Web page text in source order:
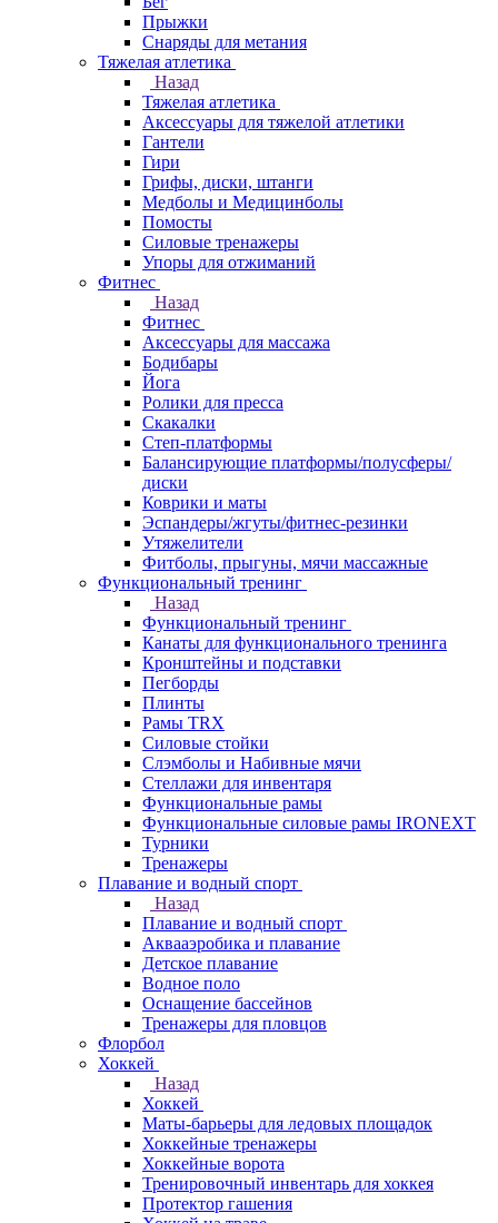
Прыжки
Снаряды для метания
Тяжелая атлетика
Назад
Тяжелая атлетика
Аксессуары для тяжелой атлетики
Гантели
Гири
Грифы, диски, штанги
Медболы и Медицинболы
Помосты
Силовые тренажеры
Упоры для отжиманий
Фитнес
Назад
Фитнес
Аксессуары для массажа
Бодибары
Йога
Ролики для пресса
Скакалки
Степ-платформы
Балансирующие платформы/полусферы/
диски
Коврики и маты
Эспандеры/жгуты/фитнес-резинки
Утяжелители
Фитболы, прыгуны, мячи массажные
Функциональный тренинг
Назад
Функциональный тренинг
Канаты для функционального тренинга
Кронштейны и подставки
Пегборды
Плинты
Рамы TRX
Силовые стойки
Слэмболы и Набивные мячи
Стеллажи для инвентаря
Функциональные рамы
Функциональные силовые рамы IRONEXT
Турники
Тренажеры
Плавание и водный спорт
Назад
Плавание и водный спорт
Аквааэробика и плавание
Детское плавание
Водное поло
Оснащение бассейнов
Тренажеры для пловцов
Флорбол
Хоккей
Назад
Хоккей
Маты-барьеры для ледовых площадок
Хоккейные тренажеры
Хоккейные ворота
Тренировочный инвентарь для хоккея
Протектор гашения